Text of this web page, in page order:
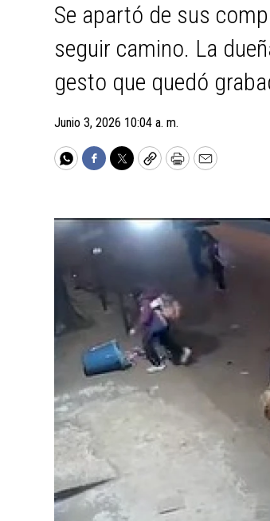
Se apartó de sus
seguir camino. La
gesto que quedó
Junio 3, 2026 10:04 a. m.
WhatsApp
Facebook
TwitterCopyPrintEmail